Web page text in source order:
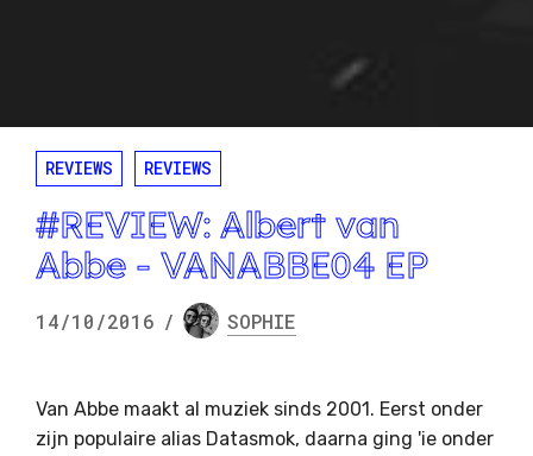
REVIEWS REVIEWS
#REVIEW: Albert van
Abbe - VANABBE04 EP
14/10/2016 / SOPHIE
Van Abbe maakt al muziek sinds 2001. Eerst onder
zijn populaire alias Datasmok, daarna ging 'ie onder